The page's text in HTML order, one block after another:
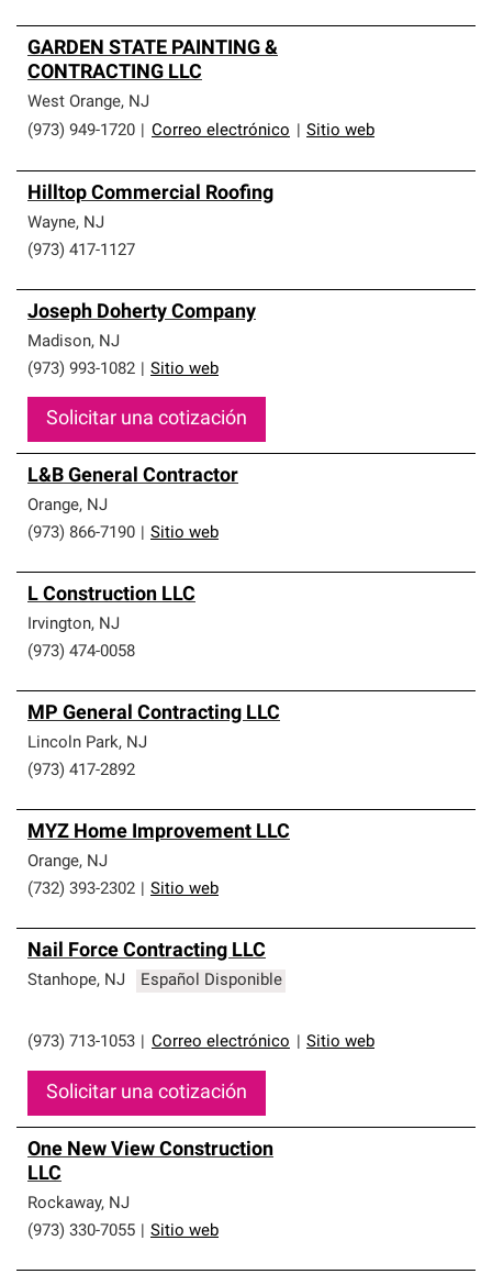
GARDEN STATE PAINTING &
CONTRACTING LLC
West Orange, NJ
(973) 949-1720
Correo electrónico Sitio web
Hilltop Commercial Roofing
Wayne, NJ
(973) 417-1127
Joseph Doherty Company
Madison, NJ
(973) 993-1082
Sitio web
Solicitar una cotización
L&B General Contractor
Orange, NJ
(973) 866-7190
Sitio web
L Construction LLC
Irvington, NJ
(973) 474-0058
MP General Contracting LLC
Lincoln Park, NJ
(973) 417-2892
MYZ Home Improvement LLC
Orange, NJ
(732) 393-2302
Sitio web
Nail Force Contracting LLC
Stanhope, NJ Español Disponible
(973) 713-1053 Correo electrónico Sitio web
Solicitar una cotización
One New View Construction
LLC
Rockaway, NJ
(973) 330-7055
Sitio web